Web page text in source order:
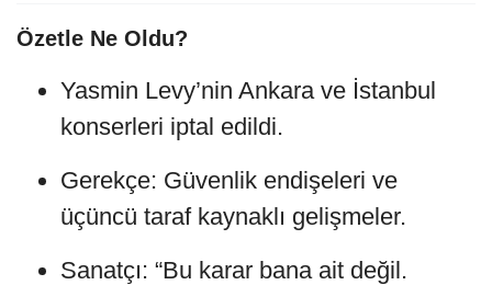
Özetle Ne Oldu?
Yasmin Levy’nin Ankara ve İstanbul
konserleri iptal edildi.
Gerekçe: Güvenlik endişeleri ve
üçüncü taraf kaynaklı gelişmeler.
Sanatçı: “Bu karar bana ait değil.